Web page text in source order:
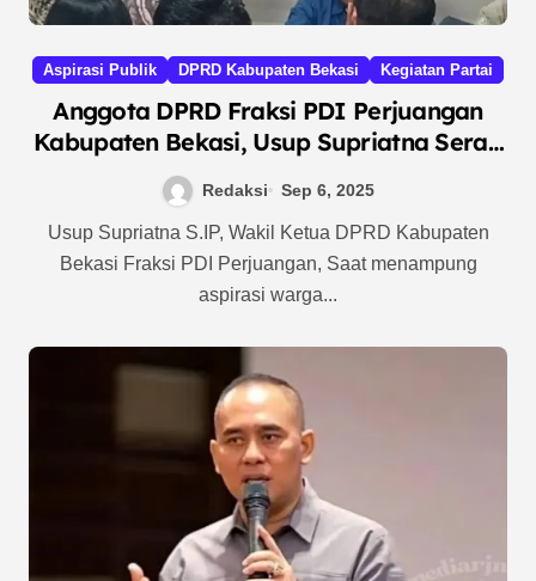
Aspirasi Publik DPRD Kabupaten Bekasi Kegiatan Partai
Anggota DPRD Fraksi PDI Perjuangan
Kabupaten Bekasi, Usup Supriatna Serap
Aspirasi Masyarakat di Dapilnya
Redaksi Sep 6, 2025
Usup Supriatna S.IP, Wakil Ketua DPRD Kabupaten
Bekasi Fraksi PDI Perjuangan, Saat menampung
aspirasi warga...